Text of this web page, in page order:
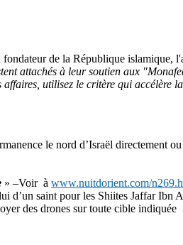
fondateurde la République islamique,
attachés à leur soutien aux "
affaires, utilisez le critère qui accélère
le nord d’Israël directement ou
» –Voir à www.nuitdorient.com/
d’un saint pour les Shiites Jaffar Ibn
des drones sur toute cible indiquée